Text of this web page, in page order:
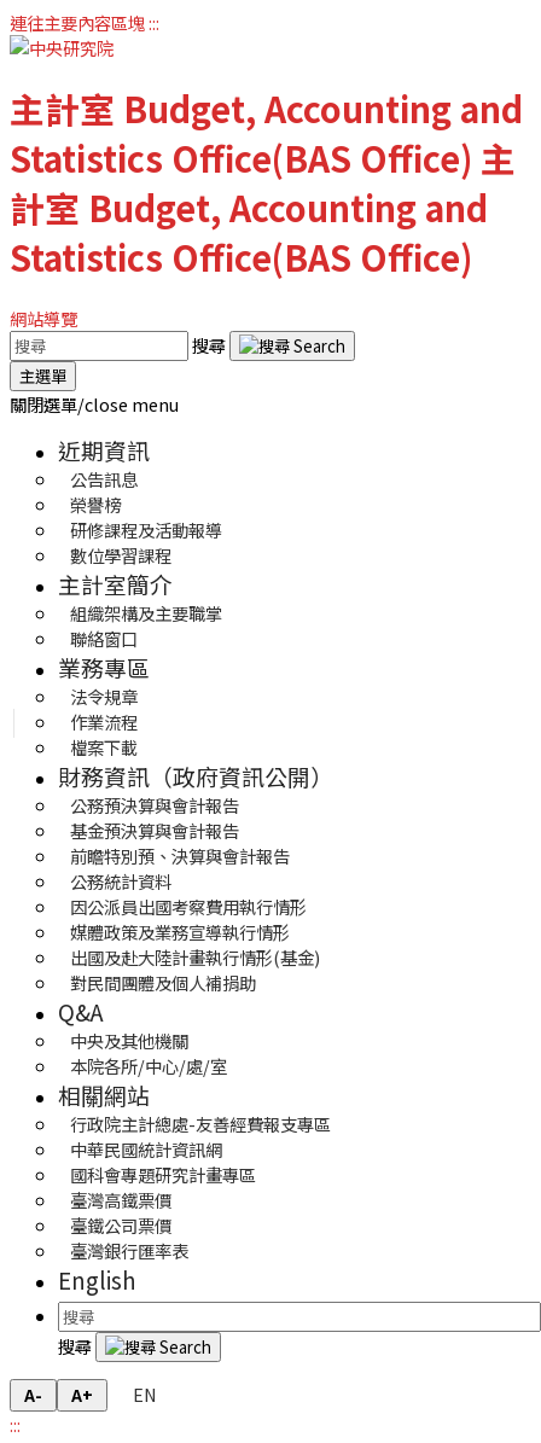
連往主要內容區塊:::
主計室 Budget, Accounting and
Statistics Office(BAS Office) 主
計室 Budget, Accounting and
Statistics Office(BAS Office)
網站導覽
搜尋
主選單
關閉選單/close menu
近期資訊
公告訊息
榮譽榜
研修課程及活動報導
數位學習課程
主計室簡介
組織架構及主要職掌
聯絡窗口
業務專區
法令規章
作業流程
檔案下載
財務資訊（政府資訊公開）
公務預決算與會計報告
基金預決算與會計報告
前瞻特別預、決算與會計報告
公務統計資料
因公派員出國考察費用執行情形
媒體政策及業務宣導執行情形
出國及赴大陸計畫執行情形(基金)
對民間團體及個人補捐助
Q&A
中央及其他機關
本院各所/中心/處/室
相關網站
行政院主計總處-友善經費報支專區
中華民國統計資訊網
國科會專題研究計畫專區
臺灣高鐵票價
臺鐵公司票價
臺灣銀行匯率表
English
搜尋
A- A+
EN
:::